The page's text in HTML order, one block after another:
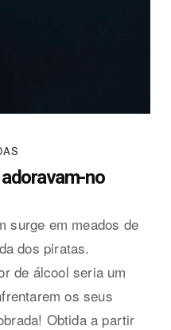
no
surge em meados de
dos piratas.
de álcool seria um
os seus
Obtida a partir